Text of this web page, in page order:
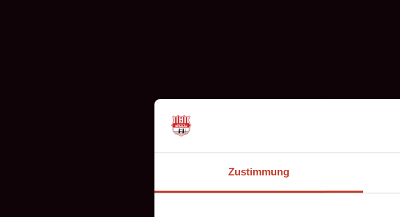
Zustimmung